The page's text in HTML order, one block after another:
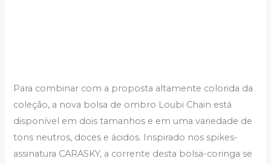
Para combinar com a proposta altamente colorida da
coleção, a nova bolsa de ombro Loubi Chain está
disponível em dois tamanhos e em uma variedade de
tons neutros, doces e ácidos. Inspirado nos spikes-
assinatura CARASKY, a corrente desta bolsa-coringa se